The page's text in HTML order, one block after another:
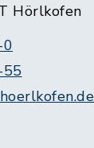
Hörlkofen